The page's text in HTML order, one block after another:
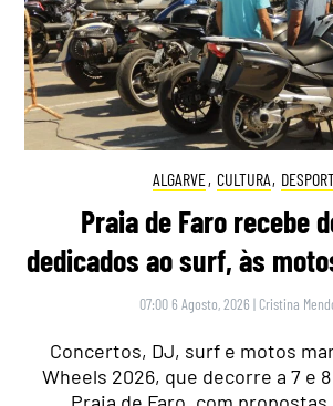
ALGARVE, CULTURA,
Praia de Faro recebe
dedicados ao surf, às
07:00 6 Agosto, 2026 | Cristina
Concertos, DJ, surf e motos
Wheels 2026, que decorre a 7 e